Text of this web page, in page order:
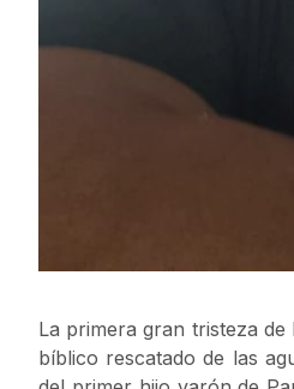
La primera gran tristeza
bíblico rescatado de las